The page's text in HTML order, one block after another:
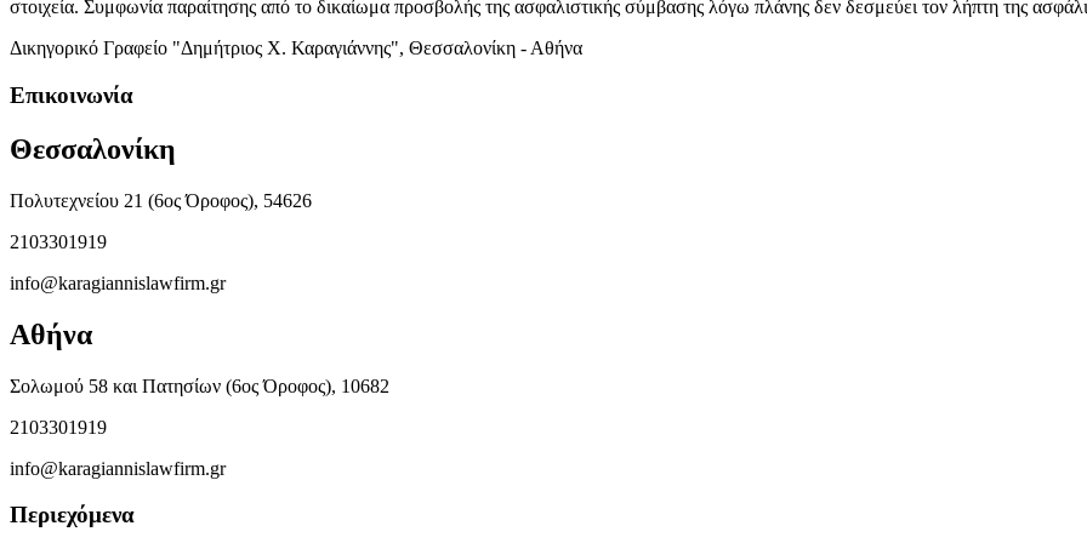
στοιχεία. Συμφωνία παραίτησης από το δικαίωμα προσβολής της ασφαλιστικής σύμβασης λόγω πλάνης δεν δεσμεύει τον λήπτη της
Δικηγορικό Γραφείο "Δημήτριος Χ. Καραγιάννης", Θεσσαλονίκη - Αθήνα
Επικοινωνία
Θεσσαλονίκη
Πολυτεχνείου 21 (6ος Όροφος), 54626
2103301919
info@karagiannislawfirm.gr
Αθήνα
Σολωμού 58 και Πατησίων (6ος Όροφος), 10682
2103301919
info@karagiannislawfirm.gr
Περιεχόμενα